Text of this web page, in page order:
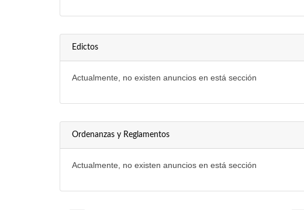
Edictos
Actualmente, no existen anuncios en está sección
Ordenanzas y Reglamentos
Actualmente, no existen anuncios en está sección